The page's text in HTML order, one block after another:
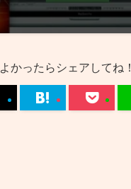
よかったらシェアしてね！